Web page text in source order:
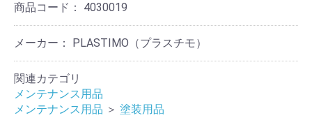
商品コード： 4030019
メーカー： PLASTIMO（プラスチモ）
関連カテゴリ
メンテナンス用品
メンテナンス用品 ＞ 塗装用品